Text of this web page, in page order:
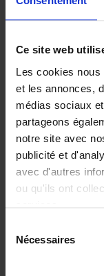
Ce site web
Les cookies nous
et les annonces,
médias sociaux
partageons
notre site avec
publicité et
avec d'autres
ou qu'ils ont
Nécessaires